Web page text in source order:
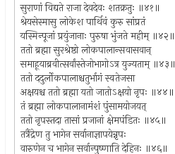
सुराणां विद्यते राजा देवदेवः शतक्रतुः ॥४१॥
श्रेयसेस्मासु लोकेश पार्थिवं कुरु सांप्रतं
यस्मिन्पूजां प्रयुंजानाः पुरुषा भुंजते महीम् ॥४२॥
ततो ब्रह्मा सुरश्रेष्ठो लोकपालान्सवासवान्
समाहूयाब्रवीत्सर्वांस्तेजोभागोऽत्र युज्यताम् ॥४३॥
ततो ददुर्लोकपालाश्चतुर्भागं स्वतेजसा
अक्षयश्च ततो ब्रह्मा यतो जातोऽक्षयो नृपः ॥४४॥
तं ब्रह्मा लोकपालानामंशं पुंसामयोजयत्
ततो नृपस्तदा तासां प्रजानां क्षेमपंडितः ॥४५॥
तत्रैंद्रेण तु भागेन सर्वानाज्ञापयेन्नृपः
वारुणेन च भागेन सर्वान्पुष्णाति देहिनः ॥४६॥